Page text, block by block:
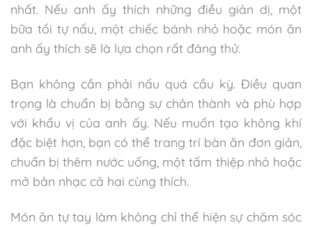
nhất. Nếu anh ấy thích những điều giản dị, một
bữa tối tự nấu, một chiếc bánh nhỏ hoặc món ăn
anh ấy thích sẽ là lựa chọn rất đáng thử.
Bạn không cần phải nấu quá cầu kỳ. Điều quan
trọng là chuẩn bị bằng sự chân thành và phù hợp
với khẩu vị của anh ấy. Nếu muốn tạo không khí
đặc biệt hơn, bạn có thể trang trí bàn ăn đơn giản,
chuẩn bị thêm nước uống, một tấm thiệp nhỏ hoặc
mở bản nhạc cả hai cùng thích.
Món ăn tự tay làm không chỉ thể hiện sự chăm sóc